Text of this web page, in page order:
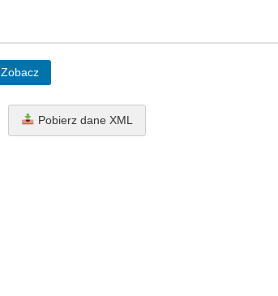
Zobacz
Pobierz dane XML